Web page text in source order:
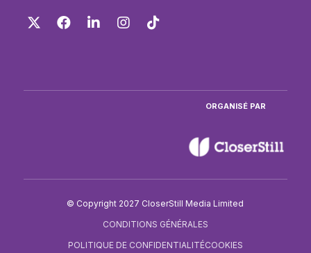
Twitter FacebookLinkedIn Instagram
ORGANISÉ PAR
© Copyright 2027 CloserStill Media Limited
CONDITIONS GÉNÉRALES
POLITIQUE DE CONFIDENTIALITÉCOOKIES